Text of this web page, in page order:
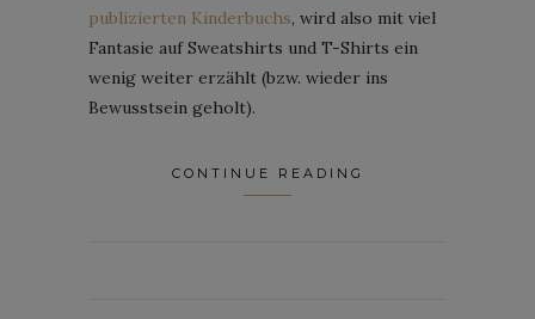
publizierten Kinderbuchs, wird also mit viel
Fantasie auf Sweatshirts und T-Shirts ein
wenig weiter erzählt (bzw. wieder ins
Bewusstsein geholt).
CONTINUE READING